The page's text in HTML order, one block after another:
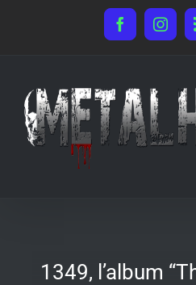
Facebook
1349, l’album